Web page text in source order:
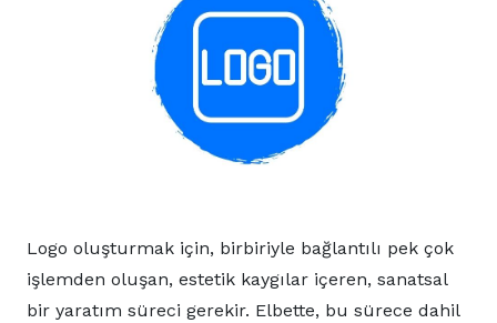
Logo oluşturmak için, birbiriyle bağlantılı pek çok
işlemden oluşan, estetik kaygılar içeren, sanatsal
bir yaratım süreci gerekir. Elbette, bu sürece dahil